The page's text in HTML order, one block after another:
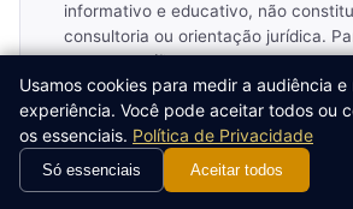
informativo e educativo, não
consultoria ou orientação jurídica.
caso específico, consulte um
Usamos cookies para medir a audiência e
experiência. Você pode aceitar todos ou
os essenciais. Política de Privacidade
Só essenciais Aceitar todos